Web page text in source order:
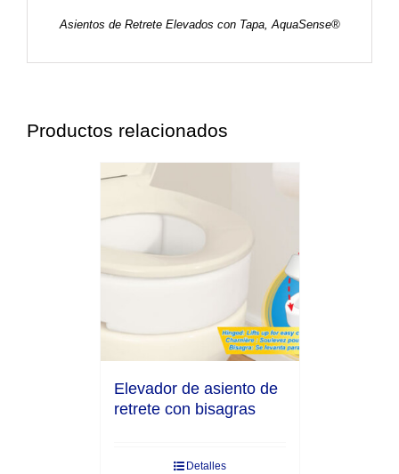
Asientos de Retrete Elevados con Tapa, AquaSense®
Productos relacionados
Elevador de asiento de
retrete con bisagras
Detalles